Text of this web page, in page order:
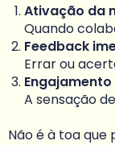
Ativação da
Quando
Feedback
Errar ou
A sensação
Não é à toa que